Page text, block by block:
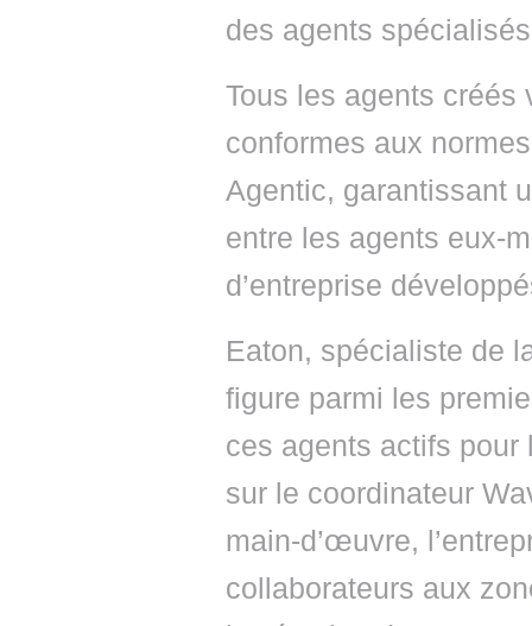
des agents
Tous les agents
conformes aux
Agentic, garantissant
entre les agents eux-
d’entreprise
Eaton, spécialiste de
figure parmi les
ces agents actifs pour
sur le coordinateur
main-d’œuvre,
collaborateurs aux